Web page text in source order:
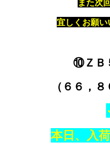
また次
宜しくお願い
⑩ＺＢ
（６６，８
本日、入